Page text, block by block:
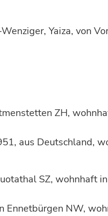
Yaiza, von
ZH,
aus Deutschland,
SZ, wohnhaft
Ennetbürgen NW,